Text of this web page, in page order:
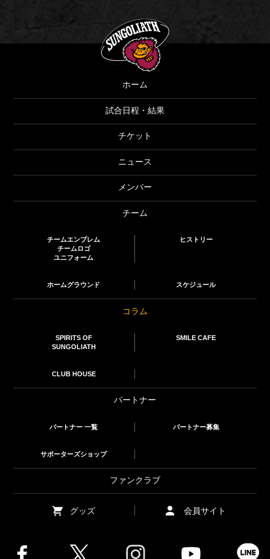
ホーム
試合日程・結果
チケット
ニュース
メンバー
チーム
チームエンブレム
チームロゴ
ユニフォーム
ヒストリー
ホームグラウンド スケジュール
コラム
SPIRITS OF
SUNGOLIATH
SMILE CAFE
CLUB HOUSE
パートナー
パートナー 一覧 パートナー募集
サポーターズショップ
ファンクラブ
グッズ 会員サイト